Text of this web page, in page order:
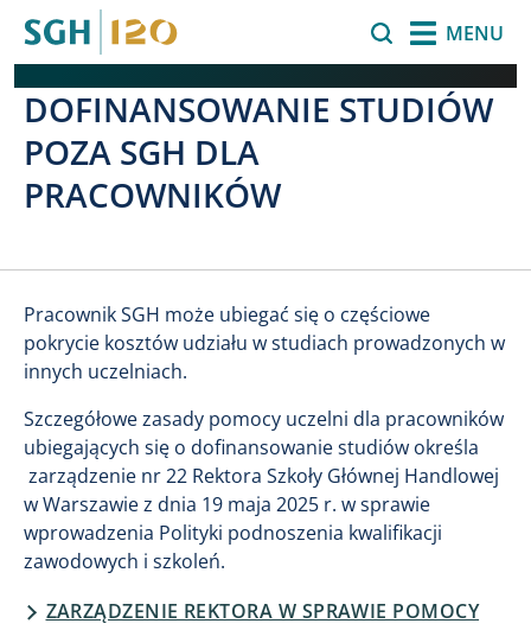
MENU
DOFINANSOWANIE STUDIÓW
POZA SGH DLA
PRACOWNIKÓW
Pracownik SGH może ubiegać się o częściowe
pokrycie kosztów udziału w studiach prowadzonych w
innych uczelniach.
Szczegółowe zasady pomocy uczelni dla pracowników
ubiegających się o dofinansowanie studiów określa
zarządzenie nr 22 Rektora Szkoły Głównej Handlowej
w Warszawie z dnia 19 maja 2025 r. w sprawie
wprowadzenia Polityki podnoszenia kwalifikacji
zawodowych i szkoleń.
ZARZĄDZENIE REKTORA W SPRAWIE POMOCY